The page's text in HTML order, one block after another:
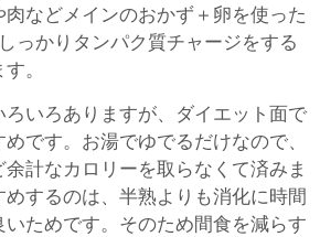
などメインのおかず＋卵を使った
っかりタンパク質チャージをする
。
ろいろありますが、ダイエット面で
です。お湯でゆでるだけなので、
計なカロリーを取らなくて済みま
するのは、半熟よりも消化に時間
ためです。そのため間食を減らす